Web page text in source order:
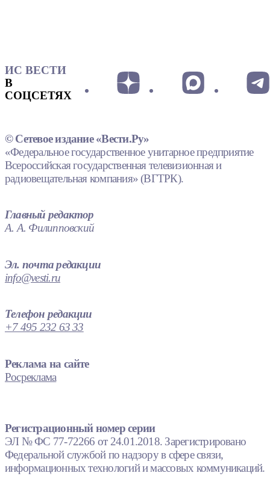
ИС ВЕСТИ
В
СОЦСЕТЯХ
© Сетевое издание «Вести.Ру»
«Федеральное государственное унитарное предприятие
Всероссийская государственная телевизионная и
радиовещательная компания» (ВГТРК).
Главный редактор
А. А. Филипповский
Эл. почта редакции
info@vesti.ru
Телефон редакции
+7 495 232 63 33
Реклама на сайте
Росреклама
Регистрационный номер серии
ЭЛ № ФС 77-72266 от 24.01.2018. Зарегистрировано
Федеральной службой по надзору в сфере связи,
информационных технологий и массовых коммуникаций.